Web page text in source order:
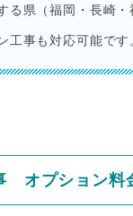
る県（福岡・長崎
工事も対応可能です
オプション料